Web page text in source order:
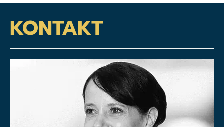
KONTAKT